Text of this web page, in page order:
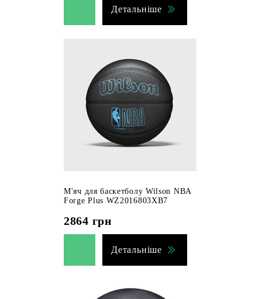
Детальніше
М'яч для баскетболу Wilson NBA
Forge Plus WZ2016803XB7
2864 грн
Детальніше